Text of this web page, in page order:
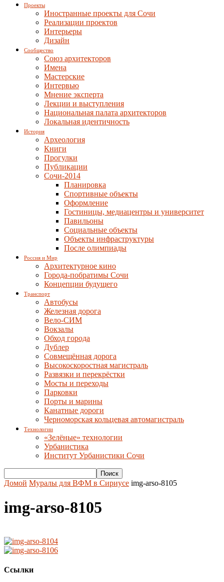
Проекты
Иностранные проекты для Сочи
Реализации проектов
Интерьеры
Дизайн
Сообщество
Союз архитекторов
Имена
Мастерские
Интервью
Мнение эксперта
Лекции и выступления
Национальная палата архитекторов
Локальная идентичность
История
Археология
Книги
Прогулки
Публикации
Сочи-2014
Планировка
Спортивные объекты
Оформление
Гостиницы, медиацентры и университет
Павильоны
Социальные объекты
Объекты инфраструктуры
После олимпиады
Россия и Мир
Архитектурное кино
Города-побратимы Сочи
Концепции будущего
Транспорт
Автобусы
Железная дорога
Вело-СИМ
Вокзалы
Обход города
Дублер
Совмещённая дорога
Высокоскоростная магистраль
Развязки и перекрёстки
Мосты и переходы
Парковки
Порты и марины
Канатные дороги
Черноморская кольцевая автомагистраль
Технологии
«Зелёные» технологии
Урбанистика
Институт Урбанистики Сочи
Домой Муралы для ВФМ в Сириусе img-arso-8105
img-arso-8105
Ссылки